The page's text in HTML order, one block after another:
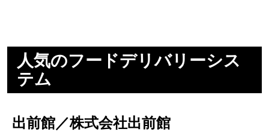
人気のフードデリバリーシス
テム
出前館／株式会社出前館